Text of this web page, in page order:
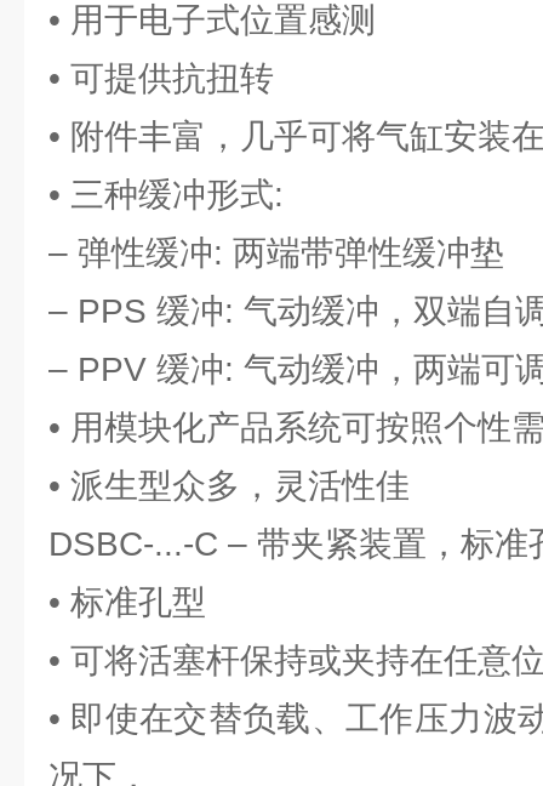
• 用于电子式位置感测
• 可提供抗扭转
• 附件丰富，几乎可将气缸安装
• 三种缓冲形式:
– 弹性缓冲: 两端带弹性缓冲垫
– PPS 缓冲: 气动缓冲，双端自
– PPV 缓冲: 气动缓冲，两端可
• 用模块化产品系统可按照个性
• 派生型众多，灵活性佳
DSBC-...-C – 带夹紧装置，标准
• 标准孔型
• 可将活塞杆保持或夹持在任意
• 即使在交替负载、工作压力波
况下，